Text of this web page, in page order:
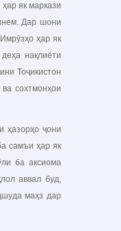
як маркази
Дар шони
ҳар як
нақлиёти
Тоҷикистон
сохтмонҳои
ҳазорҳо ҷони
самъи ҳар як
ба аксиома
аввал буд,
маҳз дар